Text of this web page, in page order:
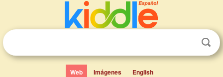
Web Imágenes English